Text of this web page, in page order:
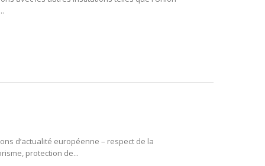
d’actualité européenne – respect de la
protection de...